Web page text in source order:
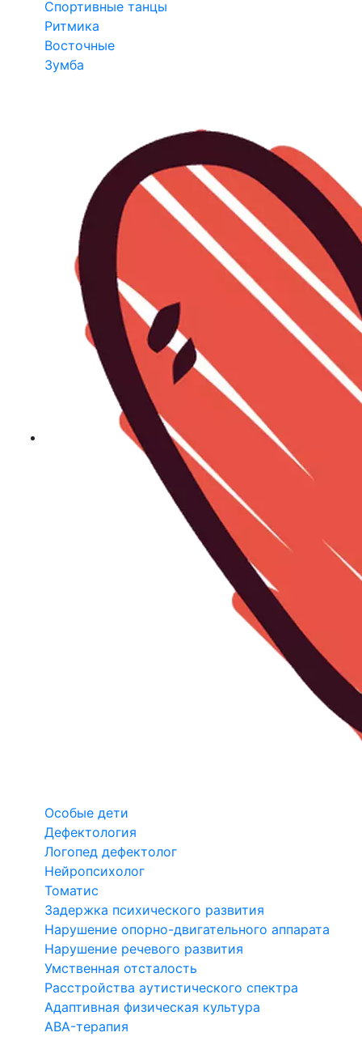
Спортивные танцы
Ритмика
Восточные
Зумба
Особые дети
Дефектология
Логопед дефектолог
Нейропсихолог
Томатис
Задержка психического развития
Нарушение опорно-двигательного аппарата
Нарушение речевого развития
Умственная отсталость
Расстройства аутистического спектра
Адаптивная физическая культура
ABA-терапия